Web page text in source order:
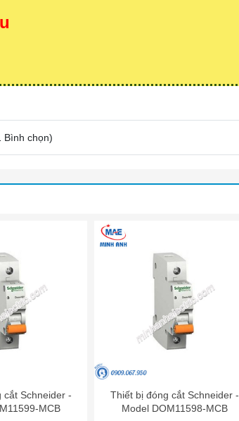
Bình chọn)
cắt Schneider -
MCB
Thiết bị đóng cắt Schneider -
Model DOM11598-MCB